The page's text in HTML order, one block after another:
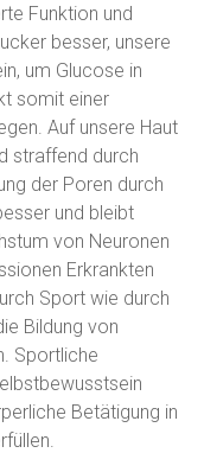
Funktion und
besser, unsere
um Glucose in
somit einer
Auf unsere Haut
straffend durch
der Poren durch
und bleibt
von Neuronen
Erkrankten
Sport wie durch
Bildung von
Sportliche
Betätigung in